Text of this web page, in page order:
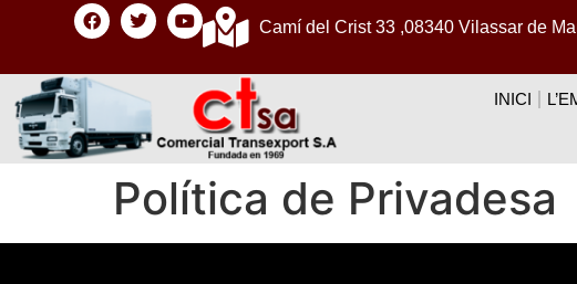
Camí del Crist 33 ,08340 Vilassar de
INICI
Política de Privadesa